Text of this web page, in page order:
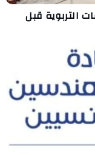
التربوية قبل